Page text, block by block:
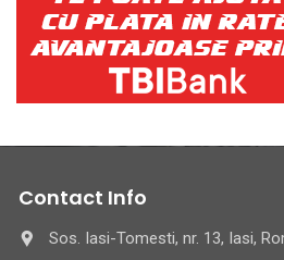
Contact Info
Sos. Iasi-Tomesti, nr. 13, Iasi,